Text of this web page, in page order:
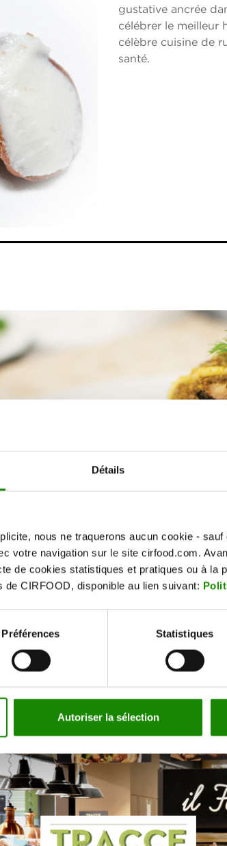
Détails
nous ne traquerons aucun cookie -
votre navigation sur le site cirfood.com.
de cookies statistiques et pratiques ou à la
CIRFOOD, disponible au lien suivant:
Préférences Statistiques
Autoriser la sélection
gustative ancrée
célébrer le meilleur
célèbre cuisine de
santé.
TRACCE